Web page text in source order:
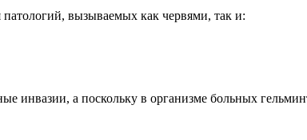
патологий, вызываемых как червями, так и:
инвазии, а поскольку в организме больных